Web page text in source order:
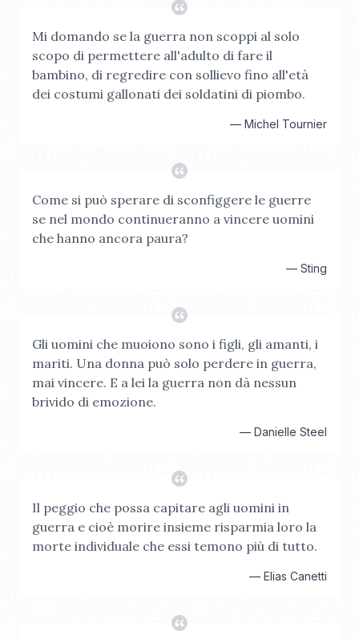
Mi domando se la guerra non scoppi al solo
scopo di permettere all'adulto di fare il
bambino, di regredire con sollievo fino all'età
dei costumi gallonati dei soldatini di piombo.
— Michel Tournier
Come si può sperare di sconfiggere le guerre
se nel mondo continueranno a vincere uomini
che hanno ancora paura?
— Sting
Gli uomini che muoiono sono i figli, gli amanti, i
mariti. Una donna può solo perdere in guerra,
mai vincere. E a lei la guerra non dà nessun
brivido di emozione.
— Danielle Steel
Il peggio che possa capitare agli uomini in
guerra e cioè morire insieme risparmia loro la
morte individuale che essi temono più di tutto.
— Elias Canetti